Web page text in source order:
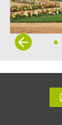
Item
5